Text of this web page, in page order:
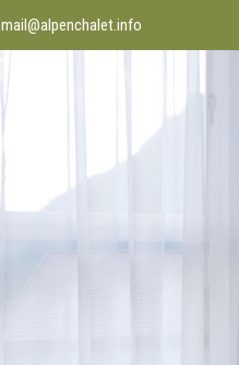
mail@alpenchalet.info